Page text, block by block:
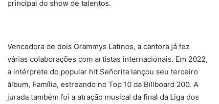
principal do show de talentos.
Vencedora de dois Grammys Latinos, a cantora já fez
várias colaborações com artistas internacionais. Em 2022,
a intérprete do popular hit Señorita lançou seu terceiro
álbum, Família, estreando no Top 10 da Billboard 200. A
jurada também foi a atração musical da final da Liga dos